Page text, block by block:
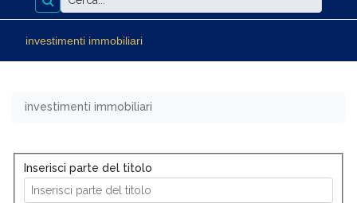
investimenti immobiliari
investimenti immobiliari
Inserisci parte del titolo